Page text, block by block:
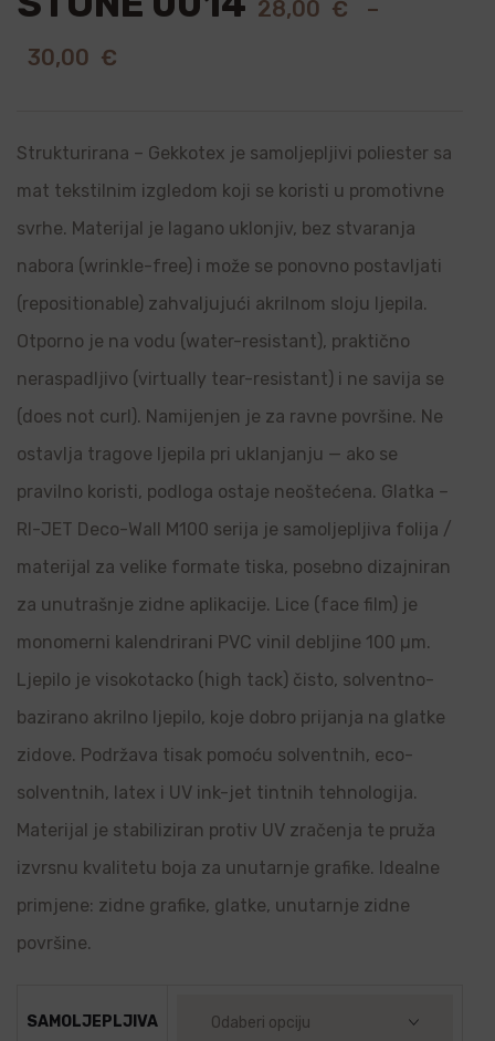
28,00 €
–
30,00 €
Strukturirana – Gekkotex je samoljepljivi poliester sa
mat tekstilnim izgledom koji se koristi u promotivne
svrhe. Materijal je lagano uklonjiv, bez stvaranja
nabora (wrinkle-free) i može se ponovno postavljati
(repositionable) zahvaljujući akrilnom sloju ljepila.
Otporno je na vodu (water-resistant), praktično
neraspadljivo (virtually tear-resistant) i ne savija se
(does not curl). Namijenjen je za ravne površine. Ne
ostavlja tragove ljepila pri uklanjanju — ako se
pravilno koristi, podloga ostaje neoštećena. Glatka –
RI-JET Deco-Wall M100 serija je samoljepljiva folija /
materijal za velike formate tiska, posebno dizajniran
za unutrašnje zidne aplikacije. Lice (face film) je
monomerni kalendrirani PVC vinil debljine 100 µm.
Ljepilo je visokotacko (high tack) čisto, solventno-
bazirano akrilno ljepilo, koje dobro prijanja na glatke
zidove. Podržava tisak pomoću solventnih, eco-
solventnih, latex i UV ink-jet tintnih tehnologija.
Materijal je stabiliziran protiv UV zračenja te pruža
izvrsnu kvalitetu boja za unutarnje grafike. Idealne
primjene: zidne grafike, glatke, unutarnje zidne
površine.
SAMOLJEPLJIVA